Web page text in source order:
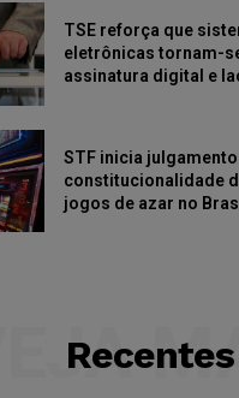
TSE reforça que
eletrônicas tornam-
assinatura digital e
STF inicia
constitucionalidade
jogos de azar no
Recentes
VEJA